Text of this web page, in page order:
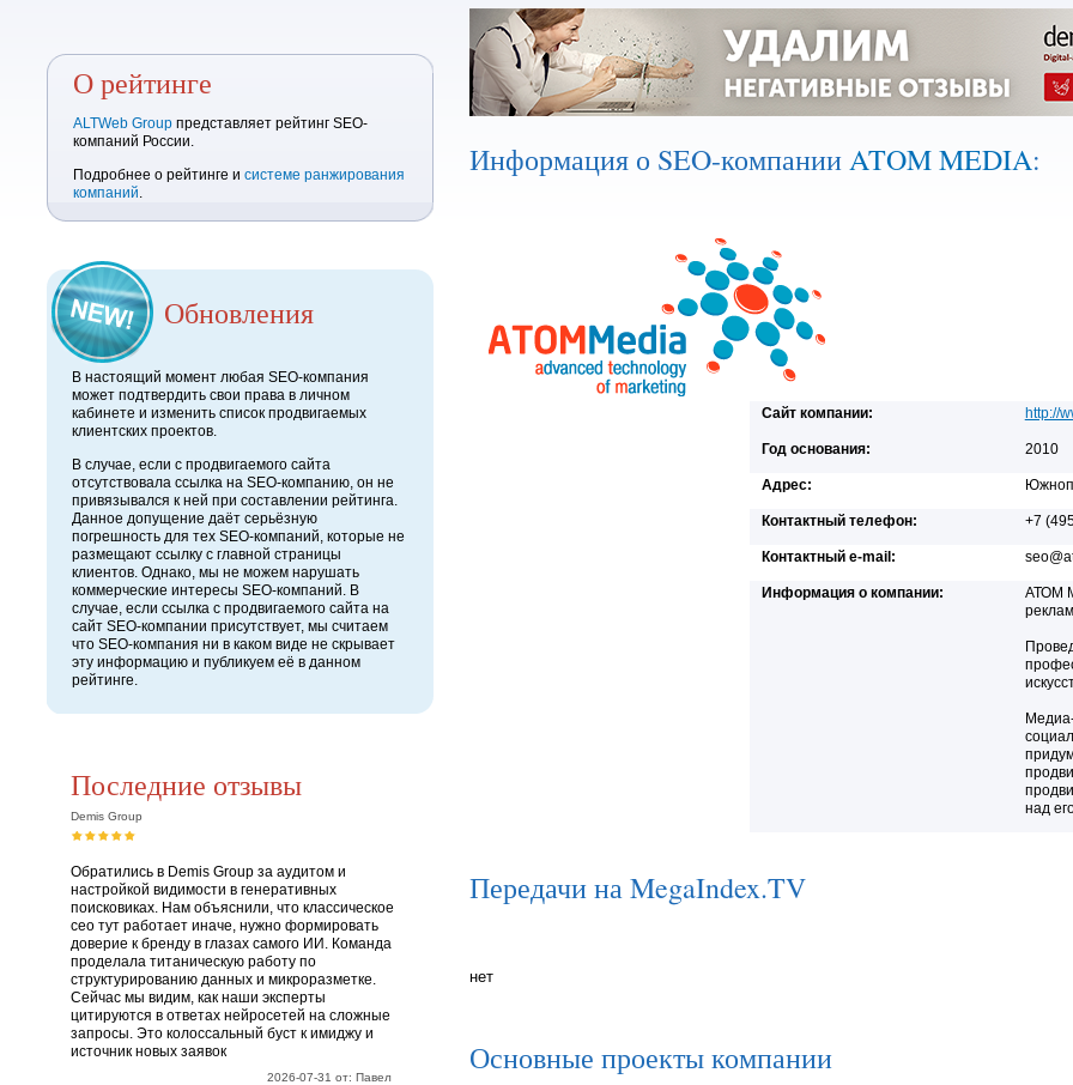
О рейтинге
ALTWeb Group представляет рейтинг SEO-
компаний России.
Подробнее о рейтинге и системе ранжирования
компаний.
Обновления
В настоящий момент любая SEO-компания
может подтвердить свои права в личном
кабинете и изменить список продвигаемых
клиентских проектов.
В случае, если с продвигаемого сайта
отсутствовала ссылка на SEO-компанию, он не
привязывался к ней при составлении рейтинга.
Данное допущение даёт серьёзную
погрешность для тех SEO-компаний, которые не
размещают ссылку с главной страницы
клиентов. Однако, мы не можем нарушать
коммерческие интересы SEO-компаний. В
случае, если ссылка с продвигаемого сайта на
сайт SEO-компании присутствует, мы считаем
что SEO-компания ни в каком виде не скрывает
эту информацию и публикуем её в данном
рейтинге.
Последние отзывы
Demis Group
Обратились в Demis Group за аудитом и
настройкой видимости в генеративных
поисковиках. Нам объяснили, что классическое
сео тут работает иначе, нужно формировать
доверие к бренду в глазах самого ИИ. Команда
проделала титаническую работу по
структурированию данных и микроразметке.
Сейчас мы видим, как наши эксперты
цитируются в ответах нейросетей на сложные
запросы. Это колоссальный буст к имиджу и
источник новых заявок
2026-07-31 от: Павел
Информация о SEO-компанииATOM MEDIA:
Сайт компании: http://
Год основания: 2010
Адрес:
Контактный телефон: +7
Контактный e-mail:
Информация о компании:
АТОМ
над
Передачи на MegaIndex.TV
нет
Основные проекты компании